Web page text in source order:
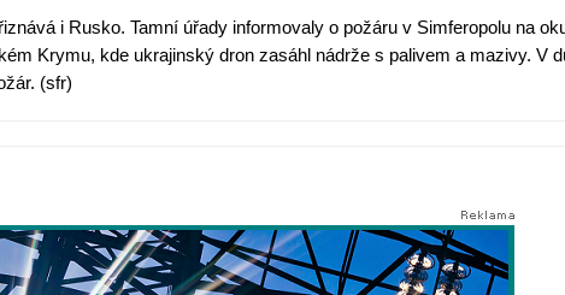
i Rusko. Tamní úřady informovaly o požáru v Simferopolu na
Krymu, kde ukrajinský dron zasáhl nádrže s palivem a mazivy. V
(sfr)